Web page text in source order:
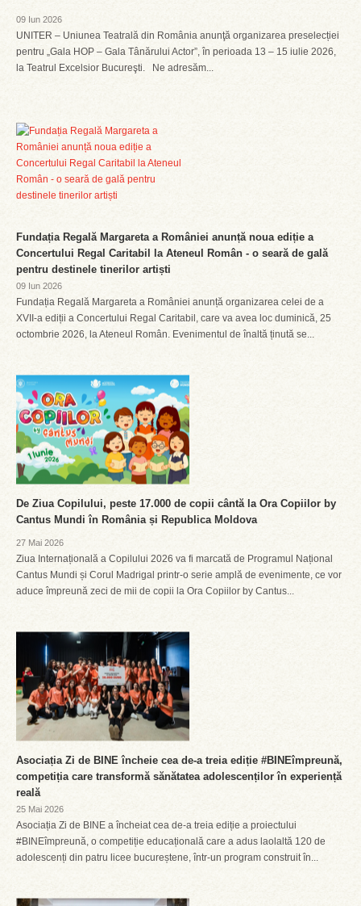
09 Iun 2026
UNITER – Uniunea Teatrală din România anunţă organizarea preselecției
pentru „Gala HOP – Gala Tânărului Actor”, în perioada 13 – 15 iulie 2026,
la Teatrul Excelsior Bucureşti. Ne adresăm...
Fundația Regală Margareta a României anunță noua ediție a
Concertului Regal Caritabil la Ateneul Român - o seară de gală
pentru destinele tinerilor artiști
09 Iun 2026
Fundația Regală Margareta a României anunță organizarea celei de a
XVII-a ediții a Concertului Regal Caritabil, care va avea loc duminică, 25
octombrie 2026, la Ateneul Român. Evenimentul de înaltă ținută se...
De Ziua Copilului, peste 17.000 de copii cântă la Ora Copiilor by
Cantus Mundi în România și Republica Moldova
27 Mai 2026
Ziua Internațională a Copilului 2026 va fi marcată de Programul Național
Cantus Mundi și Corul Madrigal printr-o serie amplă de evenimente, ce vor
aduce împreună zeci de mii de copii la Ora Copiilor by Cantus...
Asociația Zi de BINE încheie cea de-a treia ediție #BINEîmpreună,
competiția care transformă sănătatea adolescenților în experiență
reală
25 Mai 2026
Asociația Zi de BINE a încheiat cea de-a treia ediție a proiectului
#BINEîmpreună, o competiție educațională care a adus laolaltă 120 de
adolescenți din patru licee bucureștene, într-un program construit în...